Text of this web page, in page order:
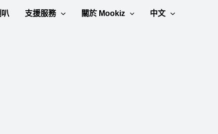
叭 支援服務 關於 Mookiz 中文